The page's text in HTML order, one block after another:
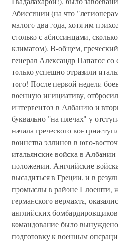
Абиссинии (на что
малого два года, хотя им
столько с абиссинцами,
климатом). В-общем,
генерал Александр Папагос
только успешно отразили
того! После первой недели
военную инициативу,
интервентов в Албанию и
буквально "на плечах" у
начала греческого
воинства эллинов в юго-
итальянские войска в Албании
положении. Английские
высадиться в Греции, и в
промыслы в районе Плоешти,
германского вермахта,
английских
командование было вынуждено
подготовку к военным